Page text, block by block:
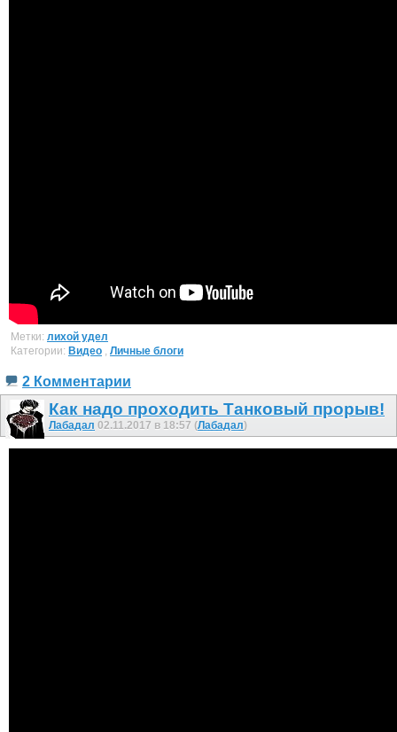
Метки: лихой удел
Категории: Видео Личные блоги
2 Комментарии
Как надо проходить Танковый прорыв!
Лабадал 02.11.2017 в 18:57 (Лабадал)